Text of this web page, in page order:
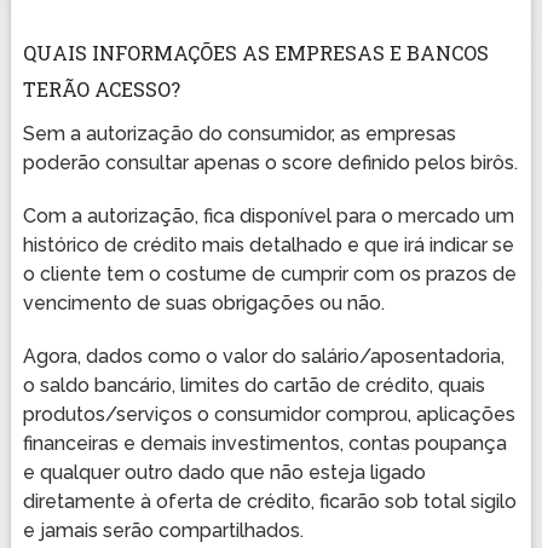
QUAIS INFORMAÇÕES AS EMPRESAS E BANCOS
TERÃO ACESSO?
Sem a autorização do consumidor, as empresas
poderão consultar apenas o score definido pelos birôs.
Com a autorização, fica disponível para o mercado um
histórico de crédito mais detalhado e que irá indicar se
o cliente tem o costume de cumprir com os prazos de
vencimento de suas obrigações ou não.
Agora, dados como o valor do salário/aposentadoria,
o saldo bancário, limites do cartão de crédito, quais
produtos/serviços o consumidor comprou, aplicações
financeiras e demais investimentos, contas poupança
e qualquer outro dado que não esteja ligado
diretamente à oferta de crédito, ficarão sob total sigilo
e jamais serão compartilhados.